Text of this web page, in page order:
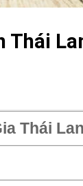
Thái
Thái